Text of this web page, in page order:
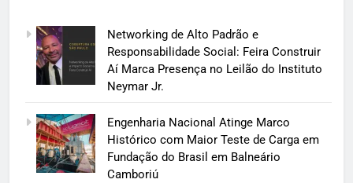
Networking de Alto Padrão e
Responsabilidade Social: Feira Construir
Aí Marca Presença no Leilão do Instituto
Neymar Jr.
Engenharia Nacional Atinge Marco
Histórico com Maior Teste de Carga em
Fundação do Brasil em Balneário
Camboriú